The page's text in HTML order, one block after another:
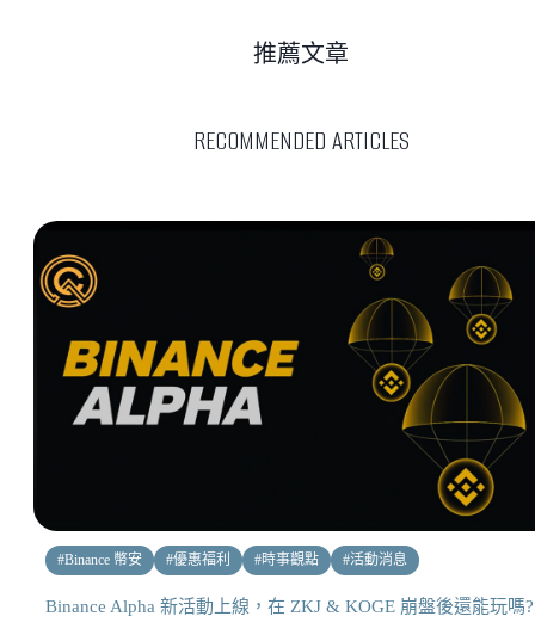
RECOMMENDED ARTICLES
推薦文章
#Binance 幣安 #優惠福利 #時事觀點 #活動消息
Binance Alpha 新活動上線，在 ZKJ & KOGE 崩盤後還能玩嗎?